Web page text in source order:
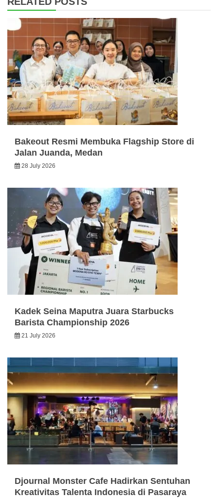
Bakeout Resmi Membuka Flagship Store di
Jalan Juanda, Medan
28 July 2026
Kadek Seina Maputra Juara Starbucks
Barista Championship 2026
21 July 2026
Djournal Monster Cafe Hadirkan Sentuhan
Kreativitas Talenta Indonesia di Pasaraya